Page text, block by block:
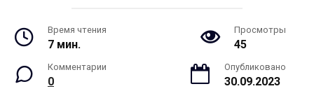
Время чтения
7 мин.
Просмотры
45
Комментарии
0
Опубликовано
30.09.2023